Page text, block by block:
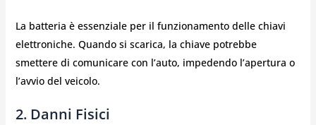
La batteria è essenziale per il funzionamento delle chiavi
elettroniche. Quando si scarica, la chiave potrebbe
smettere di comunicare con l’auto, impedendo l’apertura o
l’avvio del veicolo.
2. Danni Fisici